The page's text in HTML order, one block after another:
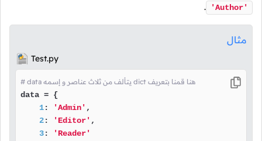
'Author'
.
مثال
Test.py
# data يتألف من ثلاث عناصر و إسمه dict هنا قمنا بتعريف
data = {
1: 'Admin' ,
2: 'Editor' ,
3:
'Reader'